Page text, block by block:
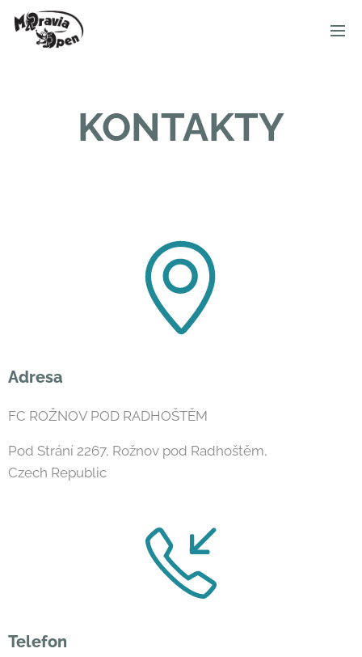
KONTAKTY
Adresa
FC ROŽNOV POD RADHOŠTĚM
Pod Strání 2267, Rožnov pod Radhoštěm,
Czech Republic
Telefon